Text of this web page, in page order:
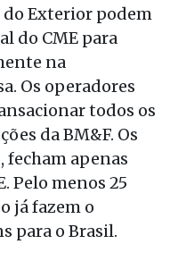
Exterior podem
do CME para
na
Os operadores
todos os
da BM&F. Os
apenas
Pelo menos 25
já fazem o
para o Brasil.